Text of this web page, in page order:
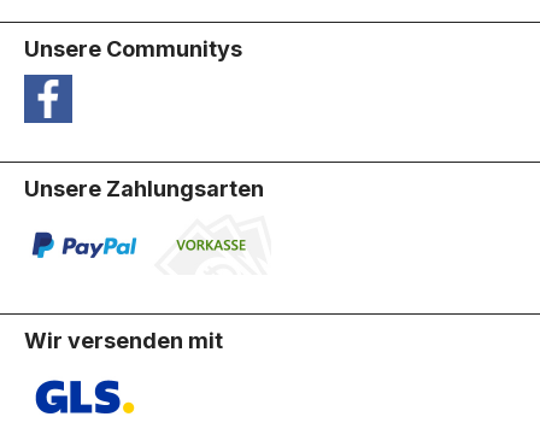
Unsere Communitys
Unsere Zahlungsarten
Wir versenden mit